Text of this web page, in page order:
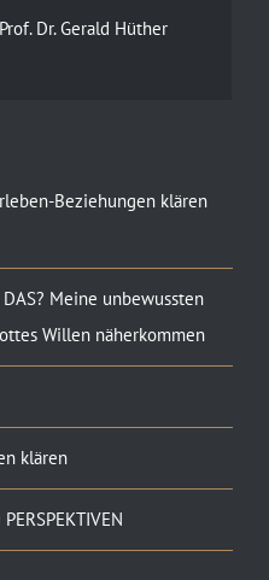
Dr. Gerald Hüther
Beziehungen klären
DAS? Meine unbewussten
Willen näherkommen
klären